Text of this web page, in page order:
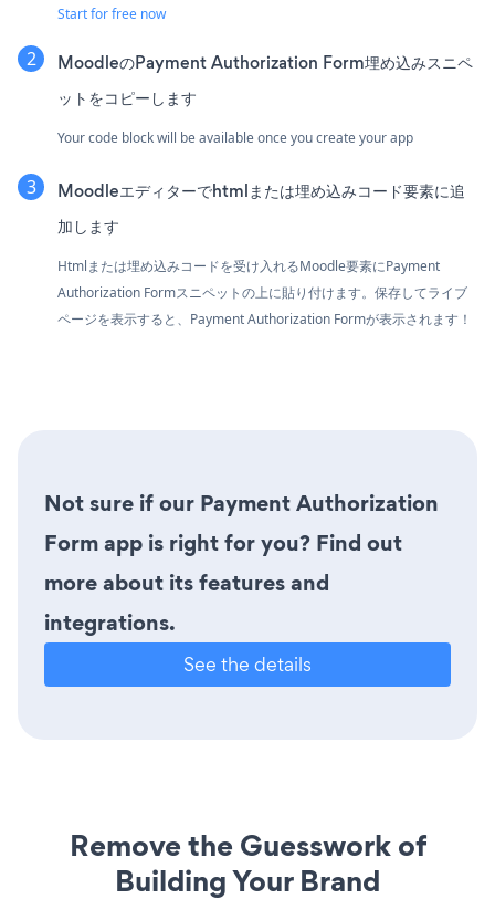
Start for free now
MoodleのPayment Authorization Form埋め込みスニペ
ットをコピーします
Your code block will be available once you create your app
Moodleエディターでhtmlまたは埋め込みコード要素に追
加します
Htmlまたは埋め込みコードを受け入れるMoodle要素にPayment
Authorization Formスニペットの上に貼り付けます。保存してライブ
ページを表示すると、Payment Authorization Formが表示されます！
Not sure if our Payment Authorization
Form app is right for you? Find out
more about its features and
integrations.
See the details
Remove the Guesswork of
Building Your Brand